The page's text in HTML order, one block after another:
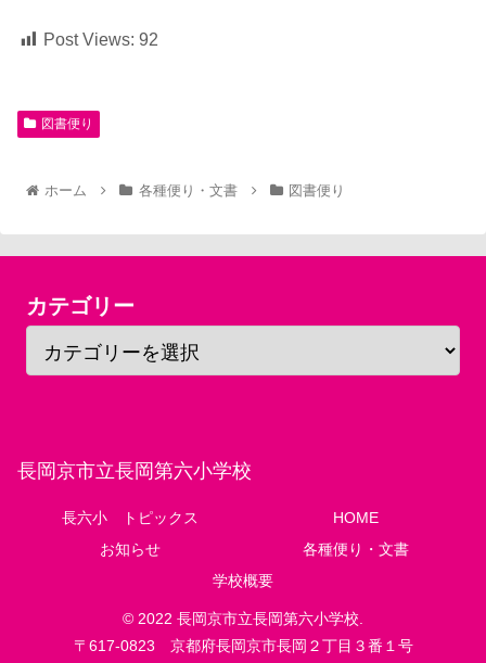
Post Views: 92
図書便り
ホーム 各種便り・文書 図書便り
カテゴリー
長岡京市立長岡第六小学校
長六小 トピックス
HOME
お知らせ
各種便り・文書
学校概要
© 2022 長岡京市立長岡第六小学校.
〒617-0823 京都府長岡京市長岡２丁目３番１号